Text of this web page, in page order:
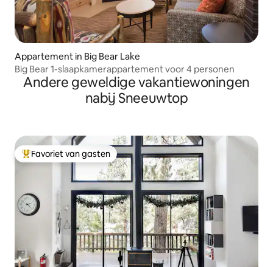
Appartement in Big Bear Lake
Big Bear 1-slaapkamerappartement voor 4 personen
Andere geweldige vakantiewoningen
nabij Sneeuwtop
Topfavoriet van gasten
Favoriet van gasten